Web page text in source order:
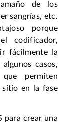
de los
sangrías, etc.
porque
codificador,
fácilmente la
casos,
permiten
sitio en la fase
para crear una